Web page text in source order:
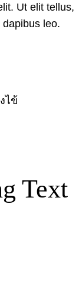
Ut elit tellus,
leo.
ไข้
Text